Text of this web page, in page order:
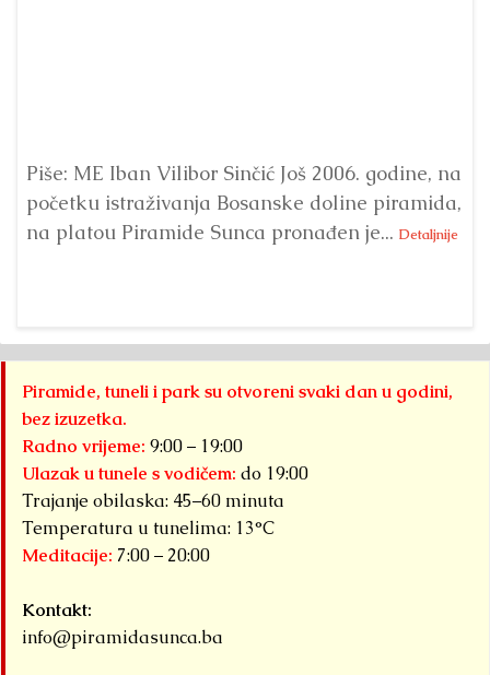
Piše: ME Iban Vilibor Sinčić Još 2006. godine, na
početku istraživanja Bosanske doline piramida,
na platou Piramide Sunca pronađen je... Detaljnije
Piramide, tuneli i park su otvoreni svaki dan u godini,
bez izuzetka.
Radno vrijeme: 9:00 – 19:00
Ulazak u tunele s vodičem: do 19:00
Trajanje obilaska: 45–60 minuta
Temperatura u tunelima: 13°C
Meditacije: 7:00 – 20:00
Kontakt:
info@piramidasunca.ba